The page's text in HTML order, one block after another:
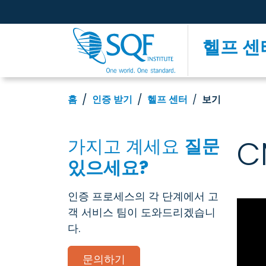
헬프 센
홈 인증 받기 헬프 센터 보기
가지고 계세요 질문
있으세요?
인증 프로세스의 각 단계에서 고
객 서비스 팀이 도와드리겠습니
다.
문의하기